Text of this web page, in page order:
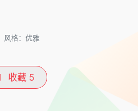
风格：优雅
收藏 5